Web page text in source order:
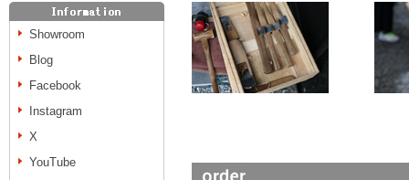
Showroom
Blog
Facebook
Instagram
X
YouTube